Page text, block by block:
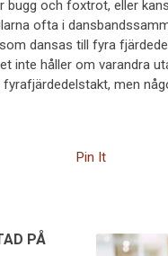
bugg och foxtrot, eller
ofta i
dansas till fyra
håller om varandra
men
Pin It
PÅ